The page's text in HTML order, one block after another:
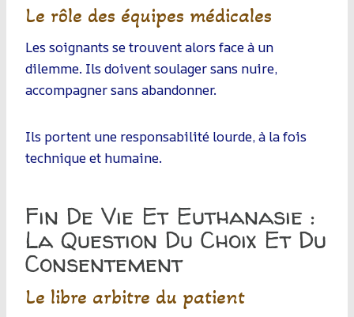
Le rôle des équipes médicales
Les soignants se trouvent alors face à un
dilemme. Ils doivent soulager sans nuire,
accompagner sans abandonner.
Ils portent une responsabilité lourde, à la fois
technique et humaine.
Fin De Vie Et Euthanasie :
La Question Du Choix Et Du
Consentement
Le libre arbitre du patient